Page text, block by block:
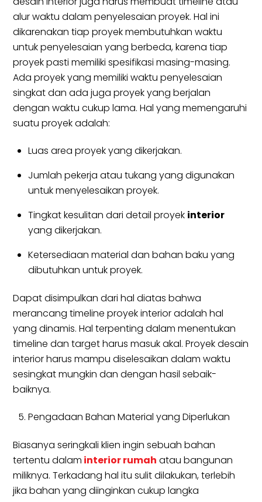
alur waktu dalam penyelesaian proyek. Hal ini
dikarenakan tiap proyek membutuhkan waktu
untuk penyelesaian yang berbeda, karena tiap
proyek pasti memiliki spesifikasi masing-masing.
Ada proyek yang memiliki waktu penyelesaian
singkat dan ada juga proyek yang berjalan
dengan waktu cukup lama. Hal yang memengaruhi
suatu proyek adalah:
Luas area proyek yang dikerjakan.
Jumlah pekerja atau tukang yang digunakan
untuk menyelesaikan proyek.
Tingkat kesulitan dari detail proyek interior
yang dikerjakan.
Ketersediaan material dan bahan baku yang
dibutuhkan untuk proyek.
Dapat disimpulkan dari hal diatas bahwa
merancang timeline proyek interior adalah hal
yang dinamis. Hal terpenting dalam menentukan
timeline dan target harus masuk akal. Proyek desain
interior harus mampu diselesaikan dalam waktu
sesingkat mungkin dan dengan hasil sebaik-
baiknya.
Pengadaan Bahan Material yang Diperlukan
Biasanya seringkali klien ingin sebuah bahan
tertentu dalam interior rumah atau bangunan
miliknya. Terkadang hal itu sulit dilakukan, terlebih
jika bahan yang diinginkan cukup langka